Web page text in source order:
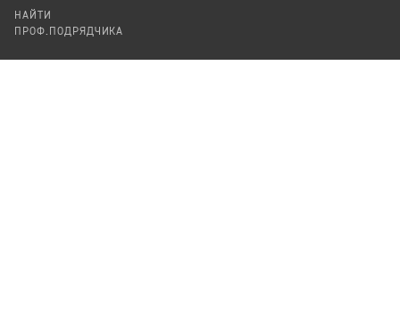
НАЙТИ
ПРОФ.ПОДРЯДЧИКА